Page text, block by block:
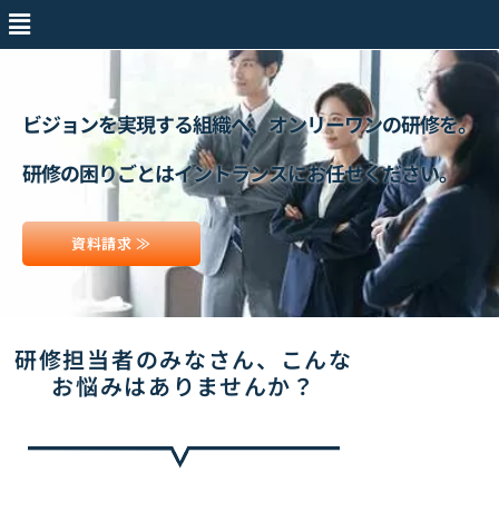
ビジョンを実現する組織へ、オンリーワンの研修を。
研修の困りごとはイントランスにお任せください。
資料請求 ≫
研修担当者のみなさん、
こんな
お悩みはありませんか？